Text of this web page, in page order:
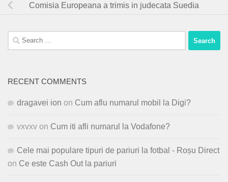
Comisia Europeana a trimis in judecata Suedia
Search
for:
RECENT COMMENTS
dragavei ion on Cum aflu numarul mobil la Digi?
vxvxv on Cum iti afli numarul la Vodafone?
Cele mai populare tipuri de pariuri la fotbal - Roșu Direct
on Ce este Cash Out la pariuri